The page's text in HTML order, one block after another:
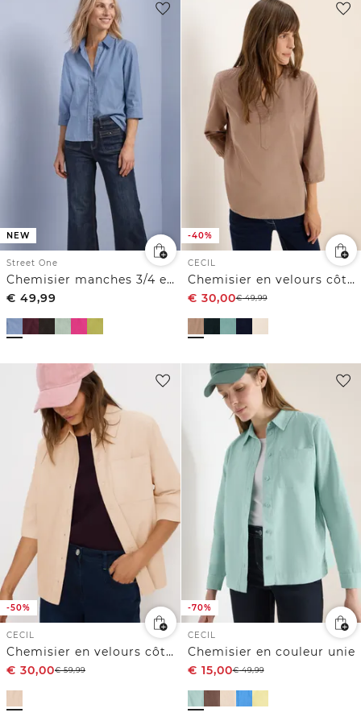
NEW
Street One
Chemisier manches 3/4 en velours côtelé texturé
€ 49,99
-40%
CECIL
Chemisier en velours côtelé Split Neck
€ 30,00€49,99
-50%
CECIL
Chemisier en velours côtelé
€ 30,00€59,99
-70%
CECIL
Chemisier en couleur unie
€ 15,00€49,99